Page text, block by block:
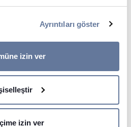
toplamak istiyoruz
özellikler (parmak izleri) için aktif
tanımlamak istiyoruz
Çerez Beyanı kısmından
Ayrıntıları göster
izin ver
izin ver
İNDİR
- PRYSUN
İNDİR